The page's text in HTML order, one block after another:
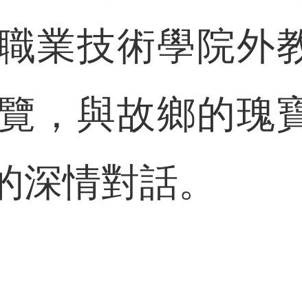
業技術學院外
，與故鄉的瑰
情對話。